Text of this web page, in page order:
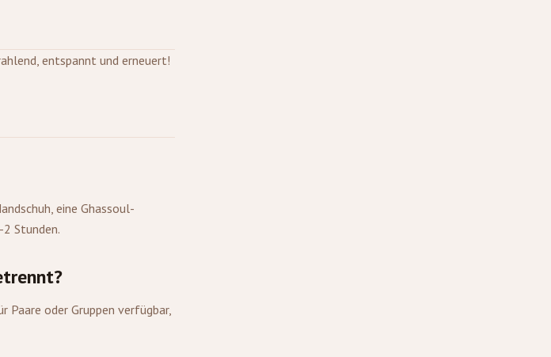
entspannt und erneuert!
eine Ghassoul-
Stunden.
Paare oder Gruppen verfügbar,